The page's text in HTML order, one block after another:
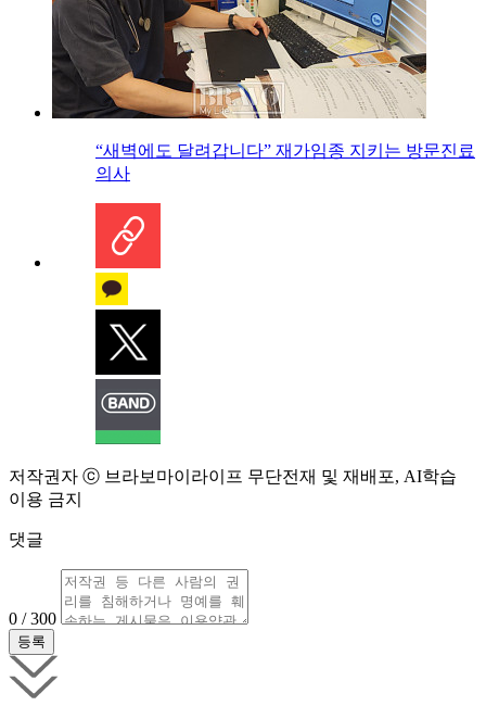
“새벽에도 달려갑니다” 재가임종 지키는 방문진료
의사
저작권자 ⓒ 브라보마이라이프 무단전재 및 재배포, AI학습
이용 금지
댓글
0 / 300